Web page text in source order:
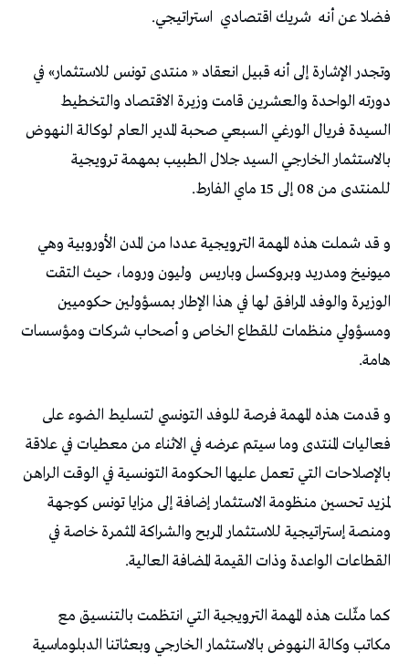
فضلا عن أنه شريك اقتصادي استراتيجي.
وتجدر الإشارة إلى أنه قبيل انعقاد « منتدى تونس للاستثمار» في
دورته الواحدة والعشرين قامت وزيرة الاقتصاد والتخطيط
السيدة فريال الورغي السبعي صحبة المدير العام لوكالة النهوض
بالاستثمار الخارجي السيد جلال الطبيب بمهمة ترويجية
للمنتدى من 08 إلى 15 ماي الفارط.
و قد شملت هذه المهمة الترويجية عددا من المدن الأوروبية وهي
ميونيخ ومدريد وبروكسل وباريس وليون وروما، حيث التقت
الوزيرة والوفد المرافق لها في هذا الإطار بمسؤولين حكوميين
ومسؤولي منظمات للقطاع الخاص و أصحاب شركات ومؤسسات
هامة.
و قدمت هذه المهمة فرصة للوفد التونسي لتسليط الضوء على
فعاليات المنتدى وما سيتم عرضه في الاثناء من معطيات في علاقة
بالإصلاحات التي تعمل عليها الحكومة التونسية في الوقت الراهن
لمزيد تحسين منظومة الاستثمار إضافة إلى مزايا تونس كوجهة
ومنصة إستراتيجية للاستثمار المربح والشراكة المثمرة خاصة في
القطاعات الواعدة وذات القيمة المضافة العالية.
كما مثّلت هذه المهمة الترويجية التي انتظمت بالتنسيق مع
مكاتب وكالة النهوض بالاستثمار الخارجي وبعثاتنا الدبلوماسية